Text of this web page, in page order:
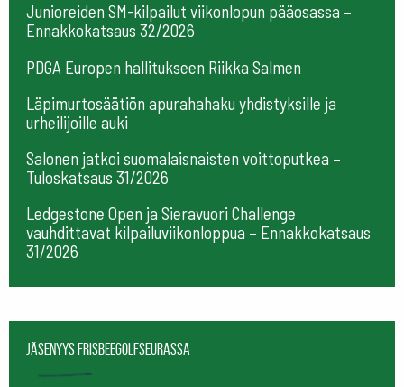
Junioreiden SM-kilpailut viikonlopun pääosassa –
Ennakkokatsaus 32/2026
PDGA Europen hallitukseen Riikka Salmen
Läpimurtosäätiön apurahahaku yhdistyksille ja
urheilijoille auki
Salonen jatkoi suomalaisnaisten voittoputkea –
Tuloskatsaus 31/2026
Ledgestone Open ja Sieravuori Challenge
vauhdittavat kilpailuviikonloppua – Ennakkokatsaus
31/2026
Jäsenyys frisbeegolfseurassa